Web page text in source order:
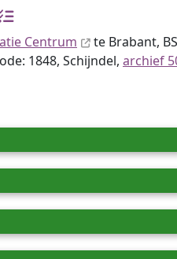
Centrum
te Brabant,
1848, Schijndel, archief